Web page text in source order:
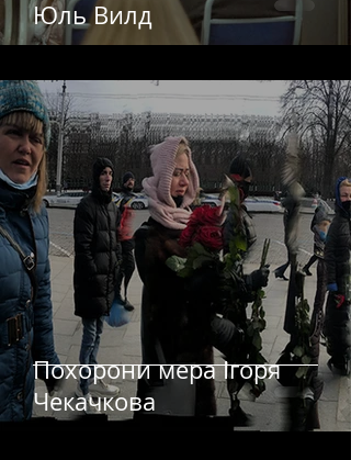
Юль Вилд
Похорони мера Ігоря
Чекачкова